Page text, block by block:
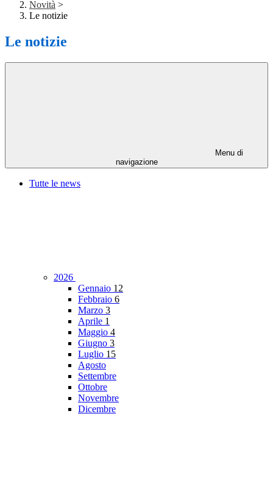
Novità >
Le notizie
Le notizie
Menu di
navigazione
Tutte le news
2026
Gennaio 12
Febbraio 6
Marzo 3
Aprile 1
Maggio 4
Giugno 3
Luglio 15
Agosto
Settembre
Ottobre
Novembre
Dicembre